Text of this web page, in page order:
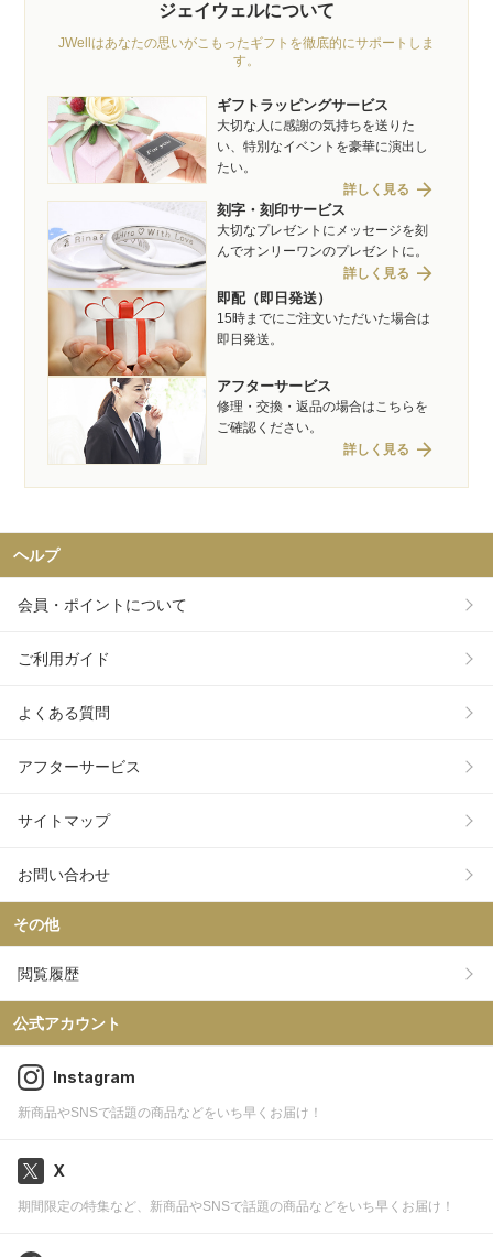
ジェイウェルについて
JWellはあなたの思いがこもったギフトを徹底的にサポートしま
す。
ギフトラッピングサービス
大切な人に感謝の気持ちを送りた
い、特別なイベントを豪華に演出し
たい。
詳しく見る arrow_forward
刻字・刻印サービス
大切なプレゼントにメッセージを刻
んでオンリーワンのプレゼントに。
詳しく見る arrow_forward
即配（即日発送）
15時までにご注文いただいた場合は
即日発送。
アフターサービス
修理・交換・返品の場合はこちらを
ご確認ください。
詳しく見る arrow_forward
ヘルプ
会員・ポイントについて
ご利用ガイド
よくある質問
アフターサービス
サイトマップ
お問い合わせ
その他
閲覧履歴
公式アカウント
Instagram
新商品やSNSで話題の商品などをいち早くお届け！
X
期間限定の特集など、新商品やSNSで話題の商品などをいち早くお届け！